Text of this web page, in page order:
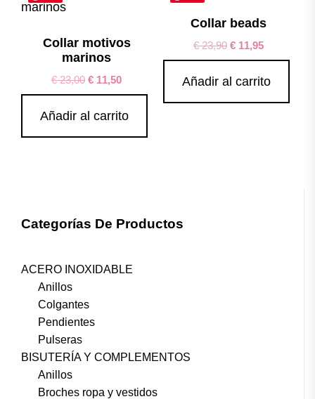
Collar motivos
marinos
€23,00 € 11,50
Añadir al carrito
Collar beads
€23,90 €11,95
Añadir al carrito
Categorías De Productos
ACERO INOXIDABLE
Anillos
Colgantes
Pendientes
Pulseras
BISUTERÍA Y COMPLEMENTOS
Anillos
Broches ropa y vestidos